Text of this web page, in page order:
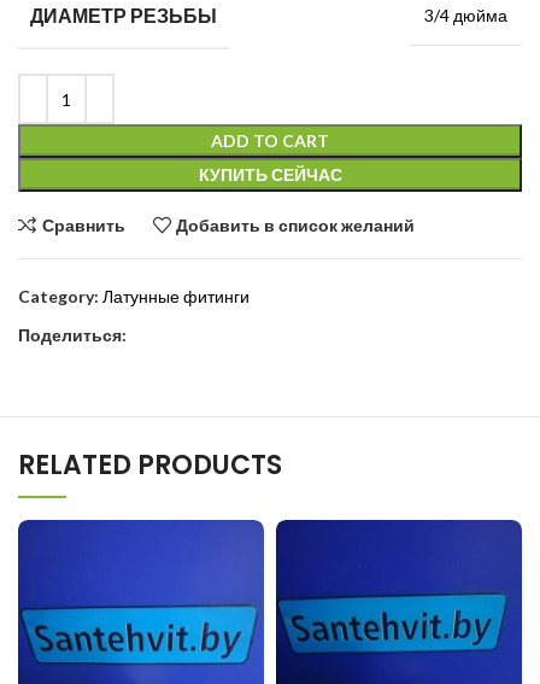
ДИАМЕТР РЕЗЬБЫ 3/4 дюйма
ADD TO CART
КУПИТЬ СЕЙЧАС
Сравнить Добавить в список желаний
Category: Латунные фитинги
Поделиться:
RELATED PRODUCTS